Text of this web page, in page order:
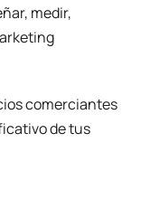
medir,
comerciantes
de tus